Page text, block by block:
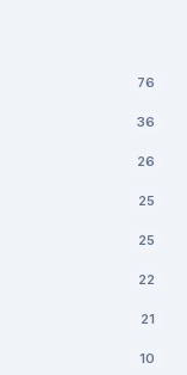
76
36
26
25
25
22
21
10